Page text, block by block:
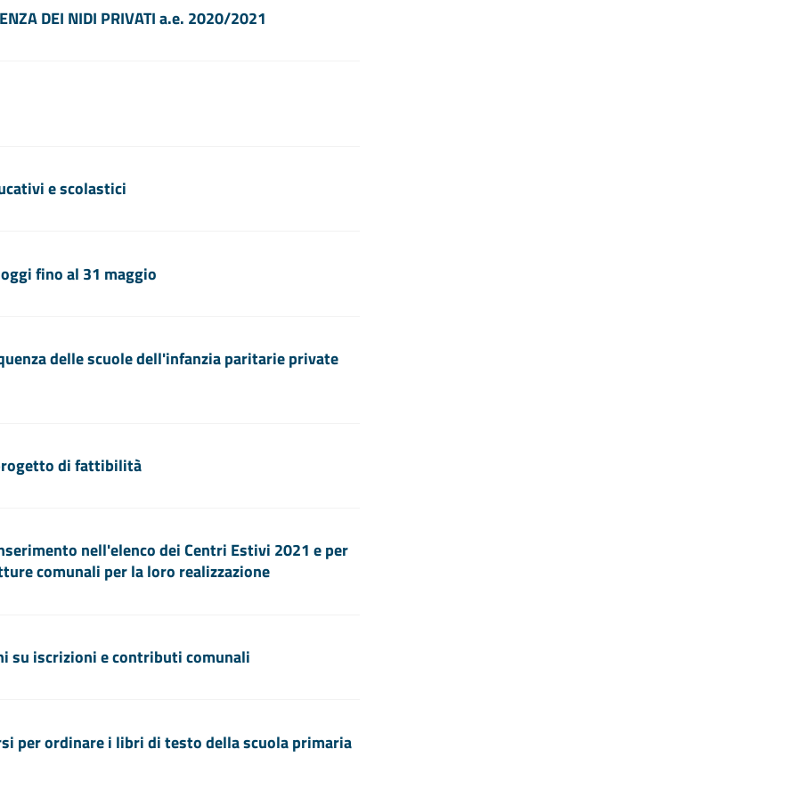
DEI NIDI PRIVATI a.e. 2020/2021
e scolastici
fino al 31 maggio
delle scuole dell'infanzia paritarie private
di fattibilità
nell'elenco dei Centri Estivi 2021 e per
comunali per la loro realizzazione
su iscrizioni e contributi comunali
per ordinare i libri di testo della scuola primaria